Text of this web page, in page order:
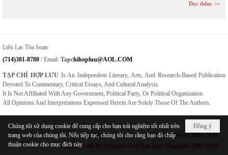
Đọc thêm
Liên Lạc Tòa Soạn:
(714)381-8780 / Email: TapcHihopluu@AOL.COM
TẠP CHÍ HỢP LƯU Is An Independent Literary, Arts, And Research-Based Publication
Devoted To Commentary, Critical Essays, And Cultural Analysis.
It Is Not Affiliated With Any Government, Political Party, Or Political Organization.
All Opinions And Interpretations Expressed Herein Are Solely Those Of The Authors.
Tạp Chí Hợp Lưu Và Tác Giả Giữ Bản Quyền 2002-2026
Copyrighted By Authors And Hop Luu Magazine 2002-2026
Đồng ý
Chúng tôi sử dụng cookie để cung cấp cho bạn trải nghiệm tốt nhất trên
trang web của chúng tôi. Nếu tiếp tục, chúng tôi cho rằng bạn đã chấp
thuận cookie cho mục đích này.